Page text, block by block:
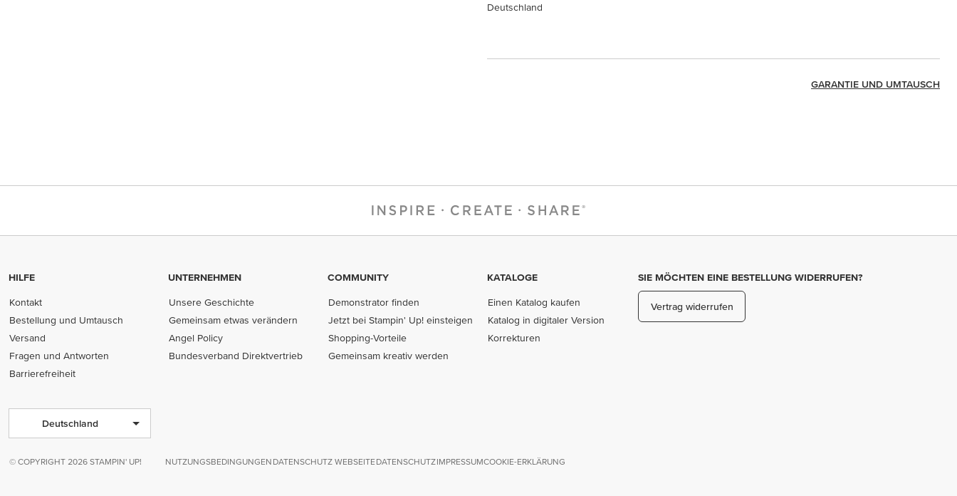
Deutschland
GARANTIE UND UMTAUSCH
HILFE
Kontakt
Bestellung und Umtausch
Versand
Fragen und Antworten
Barrierefreiheit
UNTERNEHMEN
Unsere Geschichte
Gemeinsam etwas verändern
Angel Policy
Bundesverband Direktvertrieb
COMMUNITY
Demonstrator finden
Jetzt bei Stampin' Up! einsteigen
Shopping-Vorteile
Gemeinsam kreativ werden
KATALOGE
Einen Katalog kaufen
Katalog in digitaler Version
Korrekturen
SIE MÖCHTEN EINE BESTELLUNG WIDERRUFEN?
Vertrag widerrufen
Deutschland
© COPYRIGHT 2026 STAMPIN' UP! NUTZUNGSBEDINGUNGEN DATENSCHUTZ WEBSEITE DATENSCHUTZIMPRESSUMCOOKIE-ERKLÄRUNG